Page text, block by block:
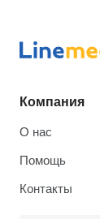
Компания
О нас
Помощь
Контакты